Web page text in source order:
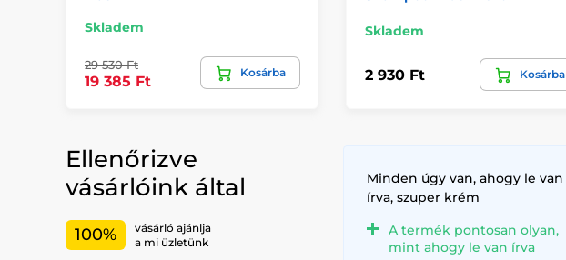
Skladem
29 530 Ft
19 385 Ft
Kosárba
Skladem
2 930 Ft Kosárba
Ellenőrizve
vásárlóink által
100%
vásárló ajánlja
a mi üzletünk
Minden úgy van, ahogy le van
írva, szuper krém
A termék pontosan olyan,
mint ahogy le van írva